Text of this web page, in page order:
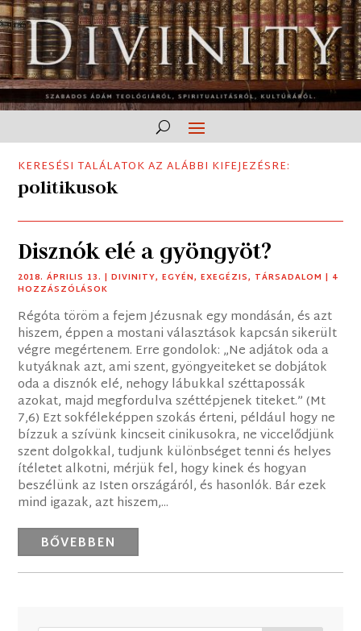
KERESÉSI TALÁLATOK AZ ALÁBBI KIFEJEZÉSRE:
politikusok
Disznók elé a gyöngyöt?
2018. ÁPRILIS 13. |DIVINITY,EGYÉN,EXEGÉZIS, TÁRSADALOM | 4
HOZZÁSZÓLÁSOK
Régóta töröm a fejem Jézusnak egy mondásán, és azt
hiszem, éppen a mostani választások kapcsán sikerült
végre megértenem. Erre gondolok: „Ne adjátok oda a
kutyáknak azt, ami szent, gyöngyeiteket se dobjátok
oda a disznók elé, nehogy lábukkal széttapossák
azokat, majd megfordulva széttépjenek titeket.” (Mt
7,6) Ezt sokféleképpen szokás érteni, például hogy ne
bízzuk a szívünk kincseit cinikusokra, ne viccelődjünk
szent dolgokkal, tudjunk különbséget tenni és helyes
ítéletet alkotni, mérjük fel, hogy kinek és hogyan
beszélünk az Isten országáról, és hasonlók. Bár ezek
mind igazak, azt hiszem,...
BŐVEBBEN